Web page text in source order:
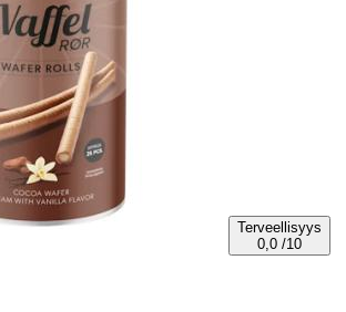
Terveellisyys
0,0 /10